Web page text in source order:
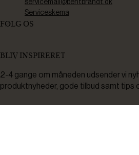
servicemail@bentbrandt.dk
Serviceskema
FØLG OS
BLIV INSPIRERET
2-4 gange om måneden udsender vi
produktnyheder, gode tilbud samt tips